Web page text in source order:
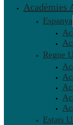
Acadèmies
Espanya
Regne
Estats